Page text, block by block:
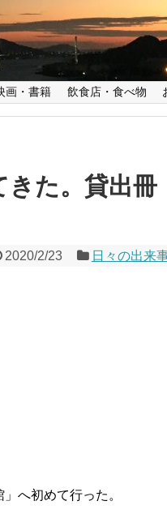
画・書籍 飲食店・食べ物
きた。貸出冊
2020/2/23 日々の出来
へ初めて行った。